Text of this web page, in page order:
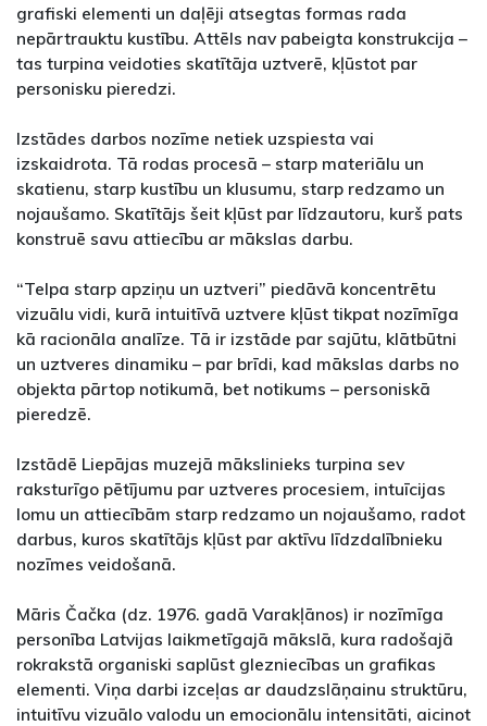
grafiski elementi un daļēji atsegtas formas rada
nepārtrauktu kustību. Attēls nav pabeigta konstrukcija –
tas turpina veidoties skatītāja uztverē, kļūstot par
personisku pieredzi.
Izstādes darbos nozīme netiek uzspiesta vai
izskaidrota. Tā rodas procesā – starp materiālu un
skatienu, starp kustību un klusumu, starp redzamo un
nojaušamo. Skatītājs šeit kļūst par līdzautoru, kurš pats
konstruē savu attiecību ar mākslas darbu.
“Telpa starp apziņu un uztveri” piedāvā koncentrētu
vizuālu vidi, kurā intuitīvā uztvere kļūst tikpat nozīmīga
kā racionāla analīze. Tā ir izstāde par sajūtu, klātbūtni
un uztveres dinamiku – par brīdi, kad mākslas darbs no
objekta pārtop notikumā, bet notikums – personiskā
pieredzē.
Izstādē Liepājas muzejā mākslinieks turpina sev
raksturīgo pētījumu par uztveres procesiem, intuīcijas
lomu un attiecībām starp redzamo un nojaušamo, radot
darbus, kuros skatītājs kļūst par aktīvu līdzdalībnieku
nozīmes veidošanā.
Māris Čačka (dz. 1976. gadā Varakļānos) ir nozīmīga
personība Latvijas laikmetīgajā mākslā, kura radošajā
rokrakstā organiski saplūst glezniecības un grafikas
elementi. Viņa darbi izceļas ar daudzslāņainu struktūru,
intuitīvu vizuālo valodu un emocionālu intensitāti, aicinot